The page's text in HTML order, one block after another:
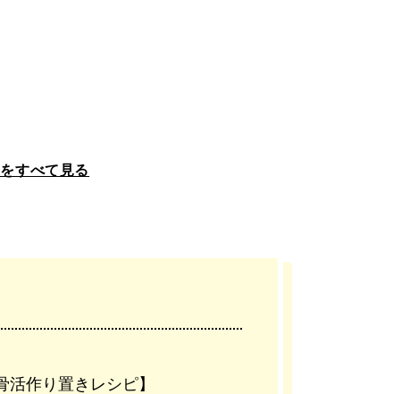
すべて見る
作り置きレシピ】